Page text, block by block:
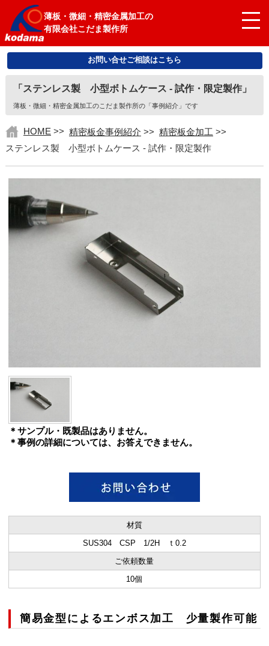
薄板・微細・精密金属加工の
有限会社こだま製作所
お問い合せご相談はこちら
「ステンレス製 小型ボトムケース - 試作・限定製作」
薄板・微細・精密金属加工のこだま製作所の「事例紹介」です
HOME >> 精密板金事例紹介 >> 精密板金加工 >>
ステンレス製 小型ボトムケース - 試作・限定製作
＊サンプル・既製品はありません。
＊事例の詳細については、お答えできません。
材質
SUS304 CSP 1/2H ｔ0.2
ご依頼数量
10個
簡易金型によるエンボス加工 少量製作可能